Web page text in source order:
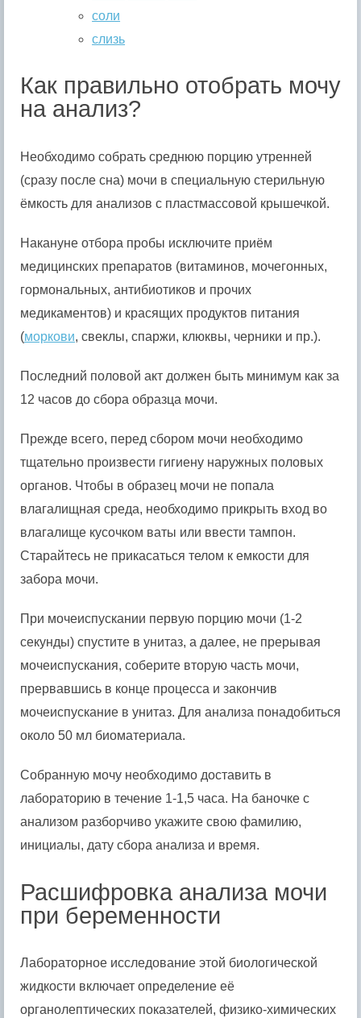
соли
слизь
Как правильно отобрать мочу
на анализ?
Необходимо собрать среднюю порцию утренней
(сразу после сна) мочи в специальную стерильную
ёмкость для анализов с пластмассовой крышечкой.
Накануне отбора пробы исключите приём
медицинских препаратов (витаминов, мочегонных,
гормональных, антибиотиков и прочих
медикаментов) и красящих продуктов питания
(моркови, свеклы, спаржи, клюквы, черники и пр.).
Последний половой акт должен быть минимум как за
12 часов до сбора образца мочи.
Прежде всего, перед сбором мочи необходимо
тщательно произвести гигиену наружных половых
органов. Чтобы в образец мочи не попала
влагалищная среда, необходимо прикрыть вход во
влагалище кусочком ваты или ввести тампон.
Старайтесь не прикасаться телом к емкости для
забора мочи.
При мочеиспускании первую порцию мочи (1-2
секунды) спустите в унитаз, а далее, не прерывая
мочеиспускания, соберите вторую часть мочи,
прервавшись в конце процесса и закончив
мочеиспускание в унитаз. Для анализа понадобиться
около 50 мл биоматериала.
Собранную мочу необходимо доставить в
лабораторию в течение 1-1,5 часа. На баночке с
анализом разборчиво укажите свою фамилию,
инициалы, дату сбора анализа и время.
Расшифровка анализа мочи
при беременности
Лабораторное исследование этой биологической
жидкости включает определение её
органолептических показателей, физико-химических